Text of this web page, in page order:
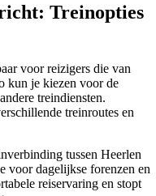
Treinopties
voor reizigers die van
kun je kiezen voor de
treindiensten.
treinroutes en
tussen Heerlen
voor dagelijkse forenzen en
reiservaring en stopt